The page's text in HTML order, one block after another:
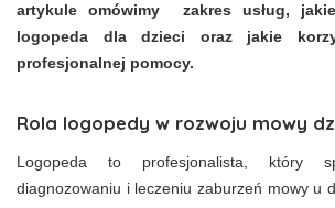
artykule omówimy zakres usług,
logopeda dla dzieci oraz jakie
profesjonalnej pomocy.
Rola logopedy w rozwoju mowy
Logopeda to profesjonalista, który
diagnozowaniu i leczeniu zaburzeń mowy u